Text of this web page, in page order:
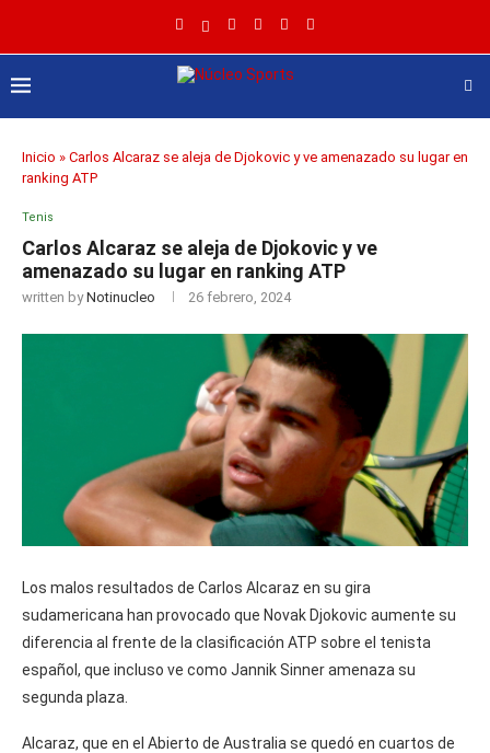
Inicio » Carlos Alcaraz se aleja de Djokovic y ve amenazado su lugar en
ranking ATP
Tenis
Carlos Alcaraz se aleja de Djokovic y ve
amenazado su lugar en ranking ATP
written byNotinucleo 26 febrero, 2024
Los malos resultados de Carlos Alcaraz en su gira
sudamericana han provocado que Novak Djokovic aumente su
diferencia al frente de la clasificación ATP sobre el tenista
español, que incluso ve como Jannik Sinner amenaza su
segunda plaza.
Alcaraz, que en el Abierto de Australia se quedó en cuartos de